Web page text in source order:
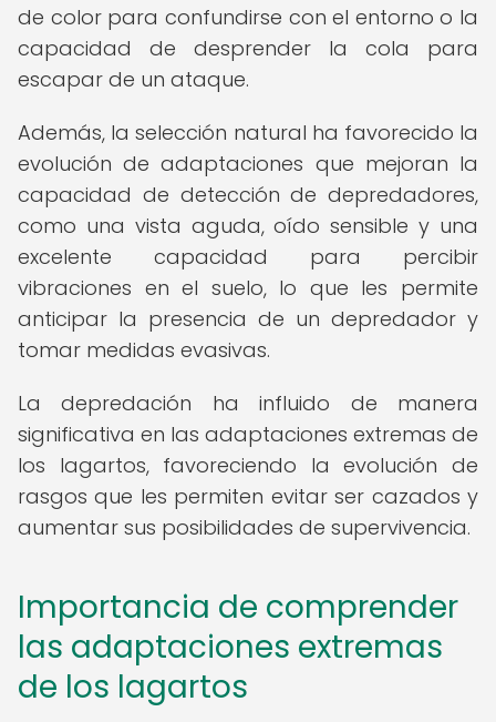
de color para confundirse con el entorno o la
capacidad de desprender la cola para
escapar de un ataque.
Además, la selección natural ha favorecido la
evolución de adaptaciones que mejoran la
capacidad de detección de depredadores,
como una vista aguda, oído sensible y una
excelente capacidad para percibir
vibraciones en el suelo, lo que les permite
anticipar la presencia de un depredador y
tomar medidas evasivas.
La depredación ha influido de manera
significativa en las adaptaciones extremas de
los lagartos, favoreciendo la evolución de
rasgos que les permiten evitar ser cazados y
aumentar sus posibilidades de supervivencia.
Importancia de comprender
las adaptaciones extremas
de los lagartos